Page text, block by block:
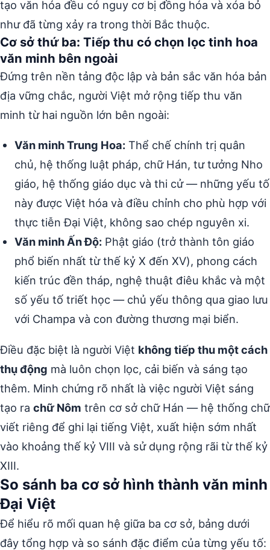
tạo văn hóa đều có nguy cơ bị đồng hóa và xóa bỏ
như đã từng xảy ra trong thời Bắc thuộc.
Cơ sở thứ ba: Tiếp thu có chọn lọc tinh hoa
văn minh bên ngoài
Đứng trên nền tảng độc lập và bản sắc văn hóa bản
địa vững chắc, người Việt mở rộng tiếp thu văn
minh từ hai nguồn lớn bên ngoài:
Văn minh Trung Hoa: Thể chế chính trị quân
chủ, hệ thống luật pháp, chữ Hán, tư tưởng Nho
giáo, hệ thống giáo dục và thi cử — những yếu tố
này được Việt hóa và điều chỉnh cho phù hợp với
thực tiễn Đại Việt, không sao chép nguyên xi.
Văn minh Ấn Độ: Phật giáo (trở thành tôn giáo
phổ biến nhất từ thế kỷ X đến XV), phong cách
kiến trúc đền tháp, nghệ thuật điêu khắc và một
số yếu tố triết học — chủ yếu thông qua giao lưu
với Champa và con đường thương mại biển.
Điều đặc biệt là người Việt không tiếp thu một cách
thụ động mà luôn chọn lọc, cải biến và sáng tạo
thêm. Minh chứng rõ nhất là việc người Việt sáng
tạo ra chữ Nôm trên cơ sở chữ Hán — hệ thống chữ
viết riêng để ghi lại tiếng Việt, xuất hiện sớm nhất
vào khoảng thế kỷ VIII và sử dụng rộng rãi từ thế kỷ
XIII.
So sánh ba cơ sở hình thành văn minh
Đại Việt
Để hiểu rõ mối quan hệ giữa ba cơ sở, bảng dưới
đây tổng hợp và so sánh đặc điểm của từng yếu tố: